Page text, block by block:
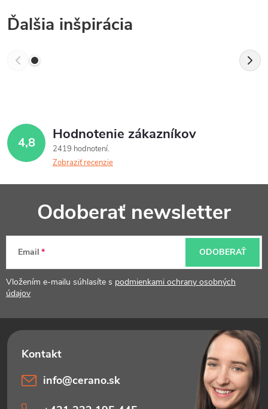
Ďalšia inšpirácia
4,8 Hodnotenie zákazníkov
2419 hodnotení
Zobraziť recenzie
p
ä
i
e
Odoberať newsletter
Email
Vložením e-mailu súhlasíte s podmienkami ochrany osobných
údajov
ODOBERAŤ
info@cerano.sk